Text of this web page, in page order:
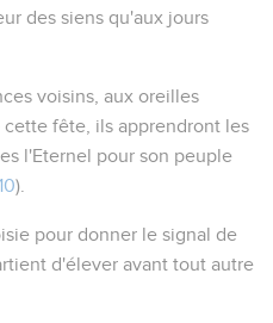
des siens qu'aux jours
voisins, aux oreilles
fête, ils apprendront les
l'Eternel pour son peuple
).
pour donner le signal de
d'élever avant tout autre